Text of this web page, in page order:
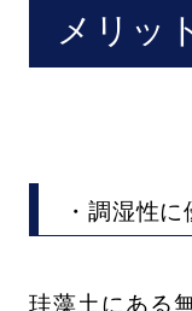
メリッ
・調湿性
珪藻土にある